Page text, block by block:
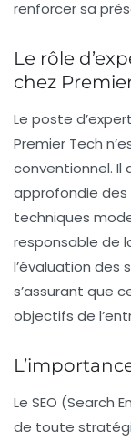
renforcer sa
Le rôle
chez
Le poste d’
Premier Tech
conventionnel. Il
approfondie
techniques
responsable de
l’évaluation des
s’assurant que
objectifs de
Le SEO (Search
de toute